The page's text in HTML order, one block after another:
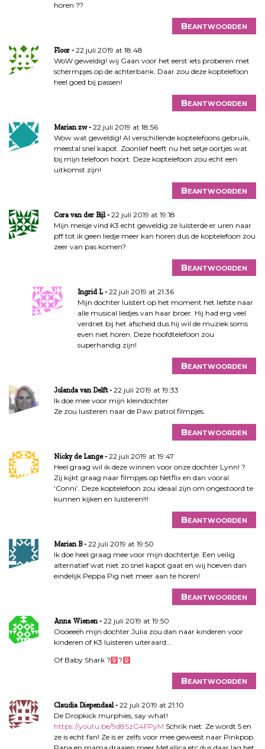
horen ??
Beantwoorden
Floor
22 juli 2019 at 18:48
WoW geweldig! wij Gaan voor het eerst iets proberen met
schermpjes op de achterbank. Daar zou deze koptelefoon
heel goed bij passen!
Beantwoorden
Marian zw
22 juli 2019 at 18:56
Wow wat geweldig! Al verschillende koptelefoons gebruik,
meestal snel kapot. Zoonlief heeft nu het setje oortjes wat
bij mijn telefoon hoort. Deze koptelefoon zou echt een
uitkomst zijn!
Beantwoorden
Cora van der Bijl
22 juli 2019 at 19:18
Mijn meisje vind K3 echt geweldig ze luisterde er uren naar
pff tot ik geen liedje meer kan horen dus de koptelefoon zou
zeer van pas komen?
Beantwoorden
Ingrid L
22 juli 2019 at 21:36
Mijn dochter luistert op het moment het liefste naar
alle musical liedjes van haar broer. Hij had erg veel
verdriet bij het afscheid dus hij wil de muziek soms
even niet horen. Deze hoofdtelefoon zou
superhandig zijn!
Beantwoorden
Jolanda van Delft
22 juli 2019 at 19:33
Ik doe mee voor mijn kleindochter.
Ze zou luisteren naar de Paw patrol filmpjes.
Beantwoorden
Nicky de Lange
22 juli 2019 at 19:47
Heel graag wil ik deze winnen voor onze dochter Lynn! ?
Zij kijkt graag naar filmpjes op Netflix en dan vooral
‘Conni’. Deze koptelefoon zou ideaal zijn om ongestoord te
kunnen kijken en luisteren!!!
Beantwoorden
Marian B
22 juli 2019 at 19:50
Ik doe heel graag mee voor mijn dochtertje. Een veilig
alternatief wat niet zo snel kapot gaat en wij hoeven dan
eindelijk Peppa Pig niet meer aan te horen!
Beantwoorden
Anna Wienen
22 juli 2019 at 19:50
Oooeeeh mijn dochter Julia zou dan naar kinderen voor
kinderen of K3 luisteren uiteraard…
Of Baby Shark ?‍
?‍
Beantwoorden
Claudia Diependaal
22 juli 2019 at 21:10
De Dropkick murphies, say what!
https://youtu.be/9d8SzG4FPyM Schrik niet. Ze wordt 5 en
ze is echt fan! Ze is er zelfs voor mee geweest naar Pinkpop.